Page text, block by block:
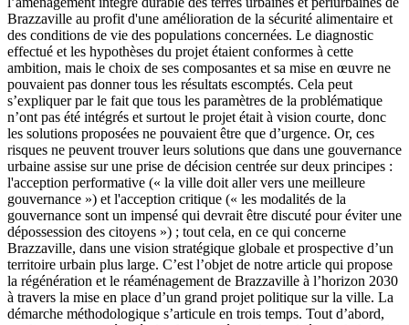
Brazzaville au profit d'une amélioration de la sécurité alimentaire et
des conditions de vie des populations concernées. Le diagnostic
effectué et les hypothèses du projet étaient conformes à cette
ambition, mais le choix de ses composantes et sa mise en œuvre ne
pouvaient pas donner tous les résultats escomptés. Cela peut
s’expliquer par le fait que tous les paramètres de la problématique
n’ont pas été intégrés et surtout le projet était à vision courte, donc
les solutions proposées ne pouvaient être que d’urgence. Or, ces
risques ne peuvent trouver leurs solutions que dans une gouvernance
urbaine assise sur une prise de décision centrée sur deux principes :
l'acception performative (« la ville doit aller vers une meilleure
gouvernance ») et l'acception critique (« les modalités de la
gouvernance sont un impensé qui devrait être discuté pour éviter une
dépossession des citoyens ») ; tout cela, en ce qui concerne
Brazzaville, dans une vision stratégique globale et prospective d’un
territoire urbain plus large. C’est l’objet de notre article qui propose
la régénération et le réaménagement de Brazzaville à l’horizon 2030
à travers la mise en place d’un grand projet politique sur la ville. La
démarche méthodologique s’articule en trois temps. Tout d’abord,